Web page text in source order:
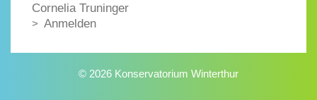
Cornelia Truninger
Anmelden
© 2026 Konservatorium Winterthur